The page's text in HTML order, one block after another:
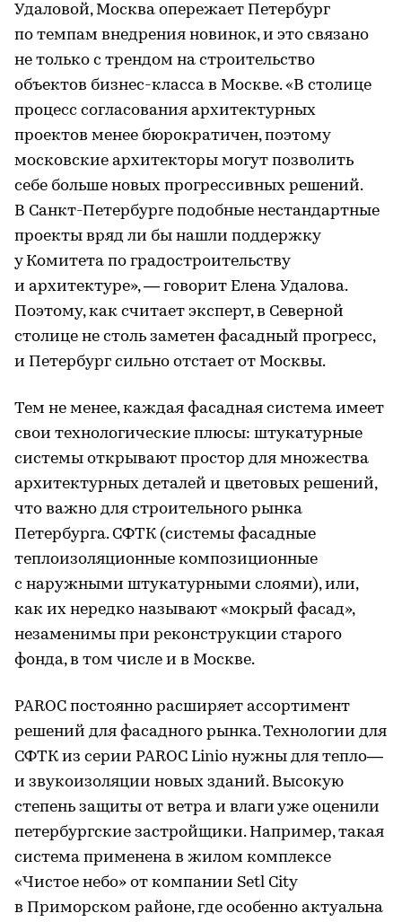
Удаловой, Москва опережает Петербург
по темпам внедрения новинок, и это связано
не только с трендом на строительство
объектов бизнес-класса в Москве. «В столице
процесс согласования архитектурных
проектов менее бюрократичен, поэтому
московские архитекторы могут позволить
себе больше новых прогрессивных решений.
В Санкт-Петербурге подобные нестандартные
проекты вряд ли бы нашли поддержку
у Комитета по градостроительству
и архитектуре», — говорит Елена Удалова.
Поэтому, как считает эксперт, в Северной
столице не столь заметен фасадный прогресс,
и Петербург сильно отстает от Москвы.
Тем не менее, каждая фасадная система имеет
свои технологические плюсы: штукатурные
системы открывают простор для множества
архитектурных деталей и цветовых решений,
что важно для строительного рынка
Петербурга. СФТК (системы фасадные
теплоизоляционные композиционные
с наружными штукатурными слоями), или,
как их нередко называют «мокрый фасад»,
незаменимы при реконструкции старого
фонда, в том числе и в Москве.
PAROC постоянно расширяет ассортимент
решений для фасадного рынка. Технологии для
СФТК из серии PAROC Linio нужны для тепло—
и звукоизоляции новых зданий. Высокую
степень защиты от ветра и влаги уже оценили
петербургские застройщики. Например, такая
система применена в жилом комплексе
«Чистое небо» от компании Setl City
в Приморском районе, где особенно актуальна